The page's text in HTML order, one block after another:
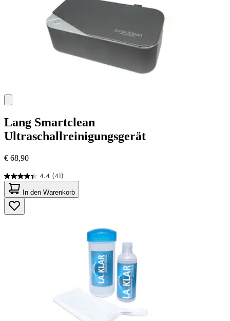
Lang Smartclean
Ultraschallreinigungsgerät
€ 68,90
4.4 (41)
4.4
von
5
Sternen.
41
In den Warenkorb